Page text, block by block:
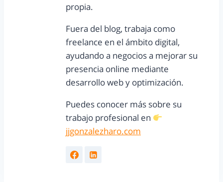
propia.
Fuera del blog, trabaja como
freelance en el ámbito digital,
ayudando a negocios a mejorar su
presencia online mediante
desarrollo web y optimización.
Puedes conocer más sobre su
trabajo profesional en
jjgonzalezharo.com